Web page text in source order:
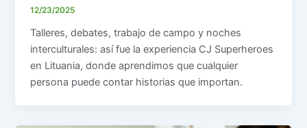
12/23/2025
Talleres, debates, trabajo de campo y noches
interculturales: así fue la experiencia CJ Superheroes
en Lituania, donde aprendimos que cualquier
persona puede contar historias que importan.